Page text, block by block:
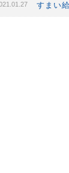
すまい